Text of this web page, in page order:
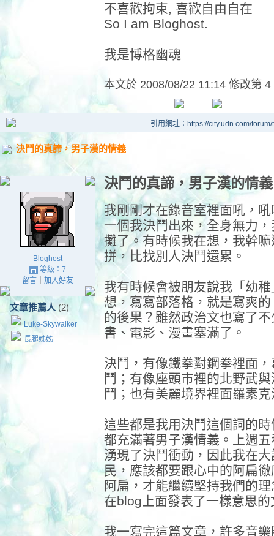
不喜歡拘束, 喜歡自由自在
So I am Bloghost.
我是博格幽魂
本文於 2008/08/22 11:14 修改第 4
引用網址：https://city.udn.com/
決鬥的真諦，男子漢的情義
Bloghost
等級：7
留言｜ 加入好友
文章推薦人 (2)
Luke-Skywalker
長腿姊姊
決鬥的真諦，男子漢的情義
我剛剛才在錄音室裡面吼，
一個我決鬥出來，全身無力
攤了。有時候我在想，我幹
拼，比找別人決鬥還累。
我有時候會被朋友說我「幼
想，寫寫部落格，就是寫爽
的後果？雖然政治文也寫了
書、電影、漫畫塞滿了。
決鬥，有像鐵拳對鋼拳裡面
鬥；有像座頭市裡的北野武
鬥；也有美麗境界裡面羅素
這些都是我用決鬥這個詞的
都充滿著男子漢情義。上週
湧現了決鬥衝動，因此我在
民，應該都要跟心中的阿扁
阿扁，才能繼續堅持我們的
在blog上面發表了一樣意思的
我一寫完這篇文章，許多音